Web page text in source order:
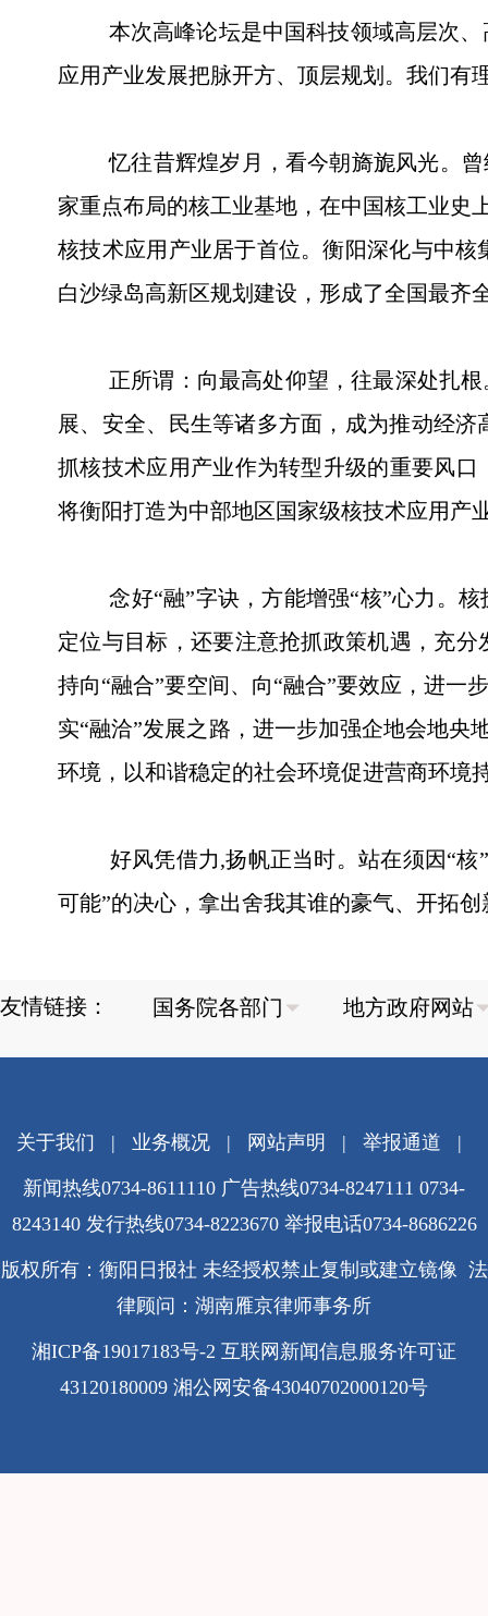
本次高峰论坛是中国科技领域高层次、
应用产业发展把脉开方、顶层规划。我们有
忆往昔辉煌岁月，看今朝旖旎风光。曾
家重点布局的核工业基地，在中国核工业史
核技术应用产业居于首位。衡阳深化与中
白沙绿岛高新区规划建设，形成了全国最齐
正所谓：向最高处仰望，往最深处扎根
展、安全、民生等诸多方面，成为推动经
抓核技术应用产业作为转型升级的重要风
将衡阳打造为中部地区国家级核技术应用产
念好“融”字诀，方能增强“核”心力。核
定位与目标，还要注意抢抓政策机遇，充
持向“融合”要空间、向“融合”要效应，进
实“融洽”发展之路，进一步加强企地会地央
环境，以和谐稳定的社会环境促进营商环境
好风凭借力,扬帆正当时。站在须因“核”
可能”的决心，拿出舍我其谁的豪气、开拓
友情链接：
关于我们 | 业务概况| 网站声明 | 举报通道 |
新闻热线0734-8611110 广告热线0734-8247111 0734-
8243140 发行热线0734-8223670 举报电话0734-8686226
版权所有：衡阳日报社 未经授权禁止复制或建立镜像 法
律顾问：湖南雁京律师事务所
湘ICP备19017183号-2 互联网新闻信息服务许可证
43120180009 湘公网安备43040702000120号